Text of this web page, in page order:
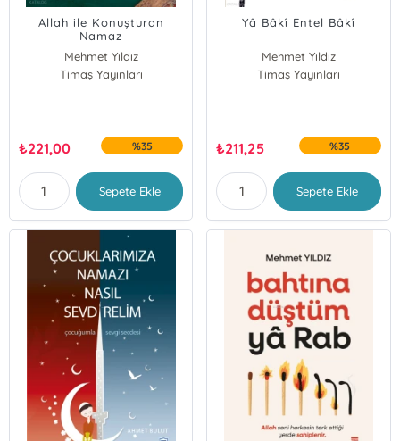
Allah ile Konuşturan
Namaz
Mehmet Yıldız
Timaş Yayınları
₺221,00 %35
Sepete Ekle
Yâ Bâkî Entel Bâkî
Mehmet Yıldız
Timaş Yayınları
₺211,25 %35
Sepete Ekle